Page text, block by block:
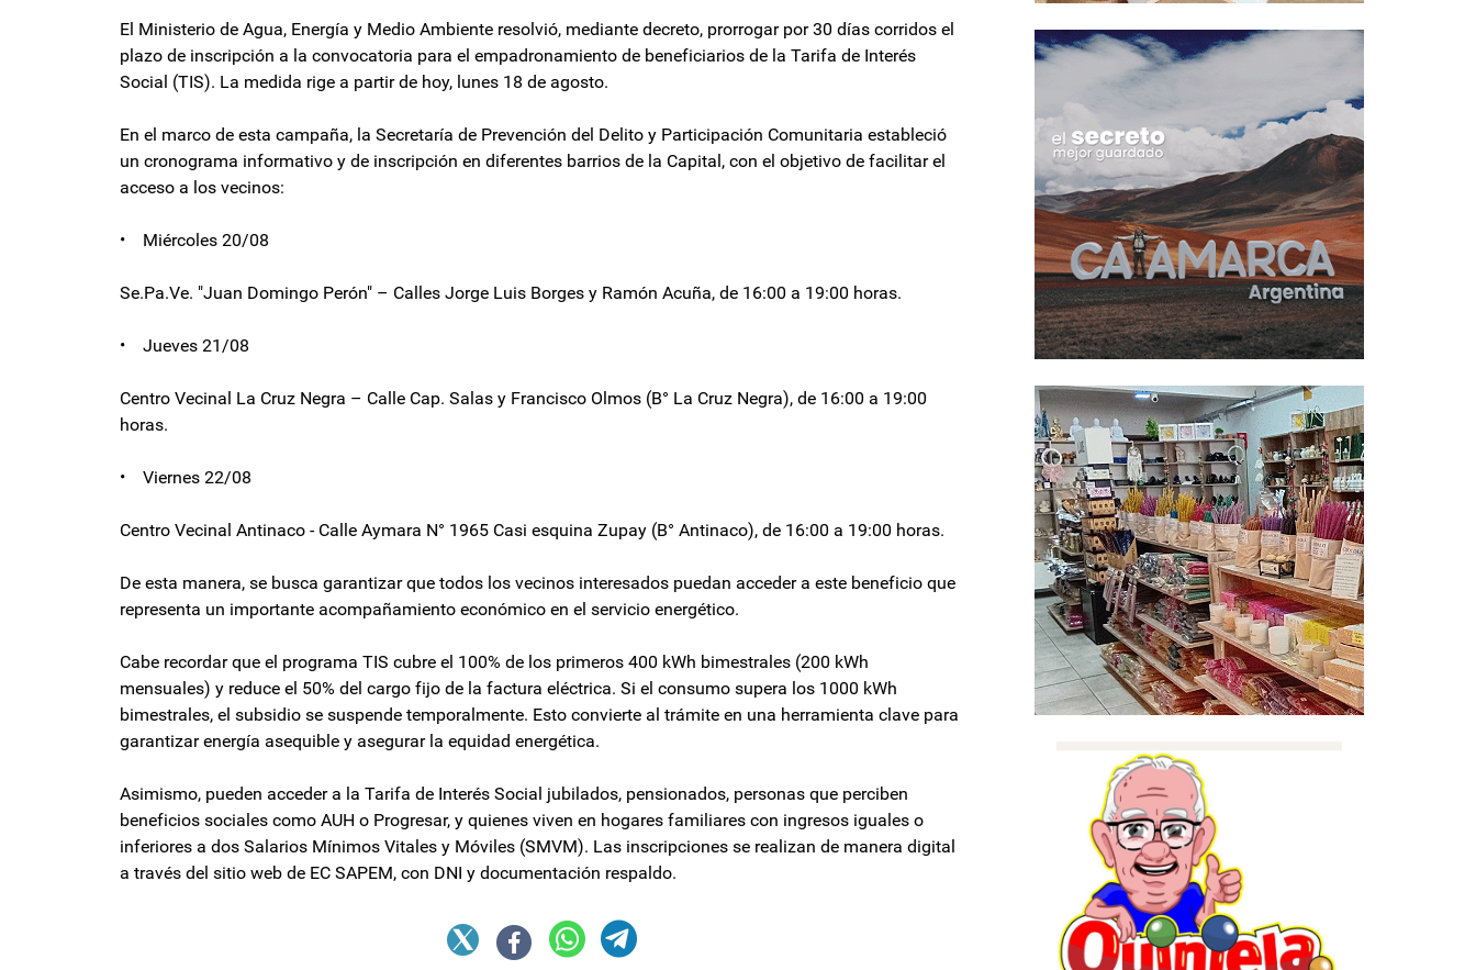
El Ministerio de Agua, Energía y Medio Ambiente resolvió, mediante decreto, prorrogar por 30 días corridos el
plazo de inscripción a la convocatoria para el empadronamiento de beneficiarios de la Tarifa de Interés
Social (TIS). La medida rige a partir de hoy, lunes 18 de agosto.
En el marco de esta campaña, la Secretaría de Prevención del Delito y Participación Comunitaria estableció
un cronograma informativo y de inscripción en diferentes barrios de la Capital, con el objetivo de facilitar el
acceso a los vecinos:
• Miércoles 20/08
Se.Pa.Ve. "Juan Domingo Perón" – Calles Jorge Luis Borges y Ramón Acuña, de 16:00 a 19:00 horas.
• Jueves 21/08
Centro Vecinal La Cruz Negra – Calle Cap. Salas y Francisco Olmos (B° La Cruz Negra), de 16:00 a 19:00
horas.
• Viernes 22/08
Centro Vecinal Antinaco - Calle Aymara N° 1965 Casi esquina Zupay (B° Antinaco), de 16:00 a 19:00 horas.
De esta manera, se busca garantizar que todos los vecinos interesados puedan acceder a este beneficio que
representa un importante acompañamiento económico en el servicio energético.
Cabe recordar que el programa TIS cubre el 100% de los primeros 400 kWh bimestrales (200 kWh
mensuales) y reduce el 50% del cargo fijo de la factura eléctrica. Si el consumo supera los 1000 kWh
bimestrales, el subsidio se suspende temporalmente. Esto convierte al trámite en una herramienta clave para
garantizar energía asequible y asegurar la equidad energética.
Asimismo, pueden acceder a la Tarifa de Interés Social jubilados, pensionados, personas que perciben
beneficios sociales como AUH o Progresar, y quienes viven en hogares familiares con ingresos iguales o
inferiores a dos Salarios Mínimos Vitales y Móviles (SMVM). Las inscripciones se realizan de manera digital
a través del sitio web de EC SAPEM, con DNI y documentación respaldo.